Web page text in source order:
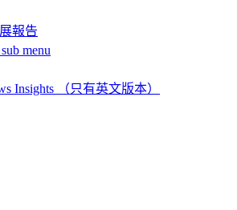
報告
menu
Insights （只有英文版本）